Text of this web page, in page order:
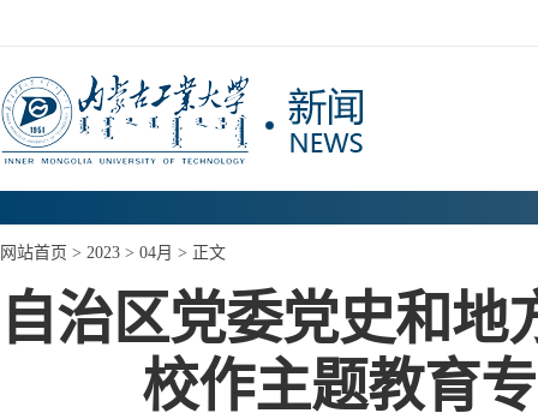
网站首页 > 2023 > 04月 > 正文
自治区党委党史和
校作主题教育